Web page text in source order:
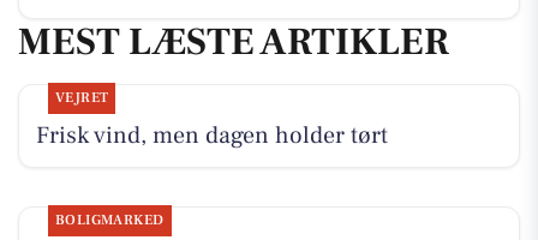
MEST LÆSTE ARTIKLER
VEJRET
Frisk vind, men dagen holder tørt
BOLIGMARKED